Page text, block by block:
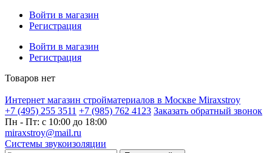
Войти в магазин
Регистрация
Войти в магазин
Регистрация
Товаров нет
Интернет магазин стройматериалов в Москве Miraxstroy
+7 (495) 255 3511 +7 (985) 762 4123 Заказать обратный звонок
Пн - Пт: с 10:00 до 18:00
miraxstroy@mail.ru
Системы звукоизоляции